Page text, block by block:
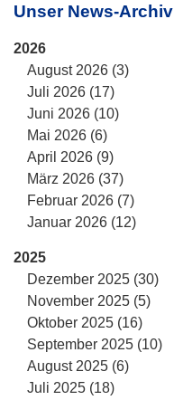
Unser News-Archiv
2026
August 2026 (3)
Juli 2026 (17)
Juni 2026 (10)
Mai 2026 (6)
April 2026 (9)
März 2026 (37)
Februar 2026 (7)
Januar 2026 (12)
2025
Dezember 2025 (30)
November 2025 (5)
Oktober 2025 (16)
September 2025 (10)
August 2025 (6)
Juli 2025 (18)